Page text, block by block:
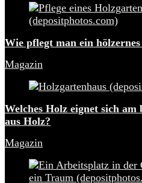
Wie pflegt man ein
Magazin
Welches Holz eignet sich
aus Holz?
Magazin